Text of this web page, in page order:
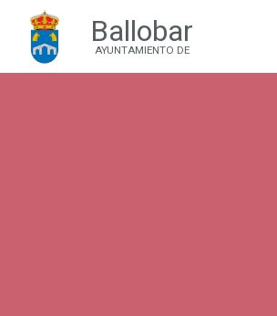
Ballobar
AYUNTAMIENTO DE